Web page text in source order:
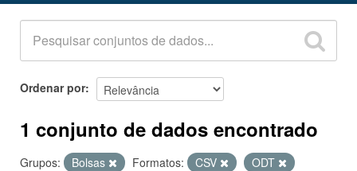
Organizações
Grupos
Sobre
Ordenar por
1 conjunto de dados encontrado
Grupos: Bolsas Formatos: CSV
ODT